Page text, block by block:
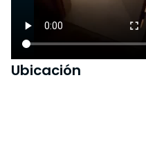
Sin vistas enfrentadas
Ubicación